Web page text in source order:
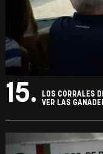
15.
LOS CORRALES
VER LAS